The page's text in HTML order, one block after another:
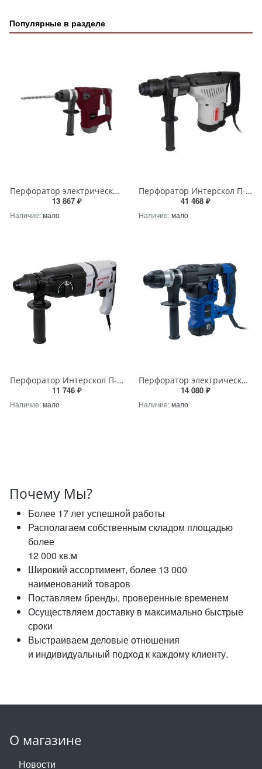
Популярные в разделе
Перфоратор электрический стаканный Oasis PR-160V(D) Oasis — Р0000074966
13 867 ₽
Наличие:мало
Перфоратор Интерскол П-45/1400ЭВ SDS max — 828.1.0.70
41 468 ₽
Наличие:мало
Перфоратор Интерскол П-26/800ABC SDS+, антивибрационная система 780Вт, 3Дж, кейс Интерскол — 426.0.4.40
11 746 ₽
Наличие:мало
Перфоратор электрический Oasis PR-160V Pro Oasis — Р0000105516
14 080 ₽
Наличие:мало
Почему Мы?
Более 17 лет успешной работы
Располагаем собственным складом площадью
более
12 000 кв.м
Широкий ассортимент, более 13 000
наименований товаров
Поставляем бренды, проверенные временем
Осуществляем доставку в максимально быстрые
сроки
Выстраиваем деловые отношения
и индивидуальный подход к каждому клиенту.
О магазине
Новости